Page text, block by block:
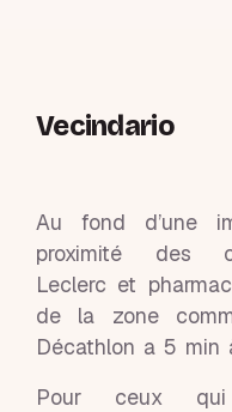
Vecindario
Au fond d’une
proximité des
Leclerc et
de la zone
Décathlon a 5 min
Pour ceux